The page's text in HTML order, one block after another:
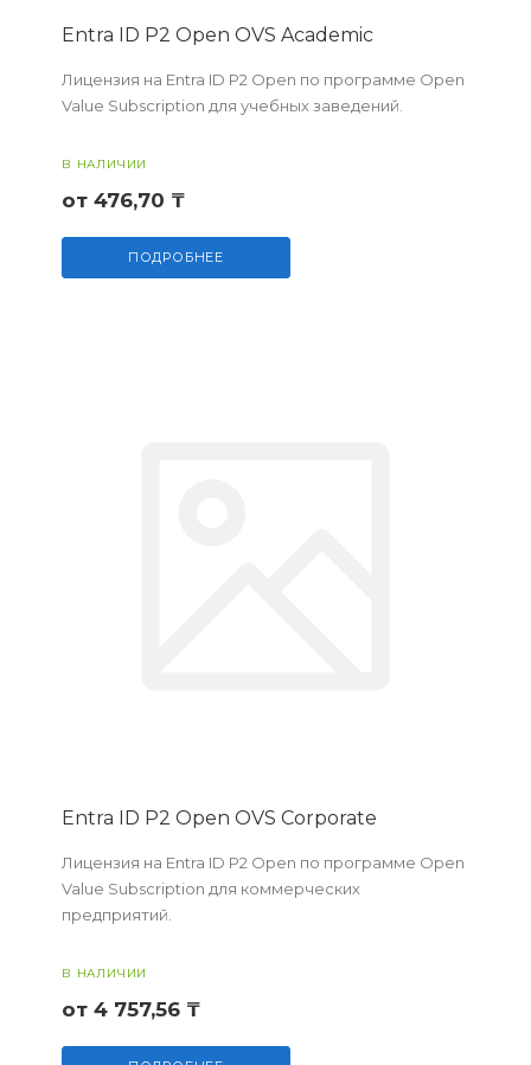
Entra ID P2 Open OVS Academic
Лицензия на Entra ID P2 Open по программе Open
Value Subscription для учебных заведений.
В НАЛИЧИИ
от 476,70 ₸
ПОДРОБНЕЕ
Entra ID P2 Open OVS Corporate
Лицензия на Entra ID P2 Open по программе Open
Value Subscription для коммерческих
предприятий.
В НАЛИЧИИ
от 4 757,56 ₸